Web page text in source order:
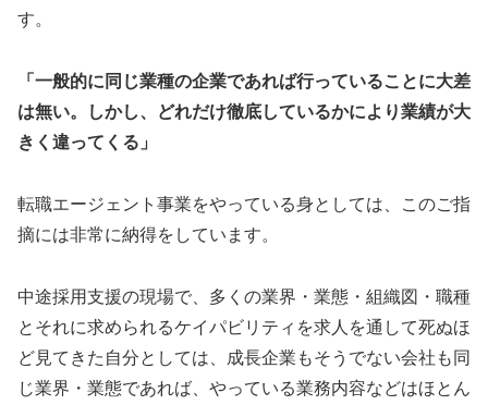
す。
「一般的に同じ業種の企業であれば行っていることに大差
は無い。しかし、どれだけ徹底しているかにより業績が大
きく違ってくる」
転職エージェント事業をやっている身としては、このご指
摘には非常に納得をしています。
中途採用支援の現場で、多くの業界・業態・組織図・職種
とそれに求められるケイパビリティを求人を通して死ぬほ
ど見てきた自分としては、成長企業もそうでない会社も同
じ業界・業態であれば、やっている業務内容などはほとん